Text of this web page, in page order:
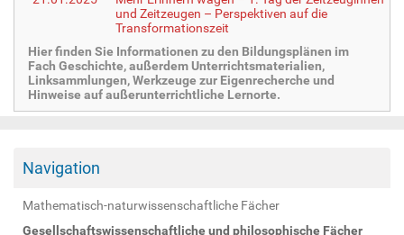
und Zeitzeugen – Perspektiven auf die
Transformationszeit
Hier finden Sie Informationen zu den Bildungsplänen im
Fach Geschichte, außerdem Unterrichtsmaterialien,
Linksammlungen, Werkzeuge zur Eigenrecherche und
Hinweise auf außerunterrichtliche Lernorte.
Navigation
Mathematisch-naturwissenschaftliche Fächer
Gesellschaftswissenschaftliche und philosophische Fächer